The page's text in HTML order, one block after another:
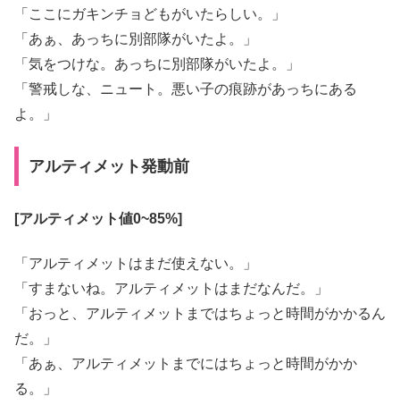
「ここにガキンチョどもがいたらしい。」
「あぁ、あっちに別部隊がいたよ。」
「気をつけな。あっちに別部隊がいたよ。」
「警戒しな、ニュート。悪い子の痕跡があっちにある
よ。」
アルティメット発動前
[アルティメット値0~85%]
「アルティメットはまだ使えない。」
「すまないね。アルティメットはまだなんだ。」
「おっと、アルティメットまではちょっと時間がかかるん
だ。」
「あぁ、アルティメットまでにはちょっと時間がかか
る。」